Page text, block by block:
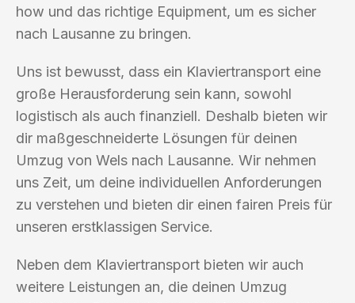
how und das richtige Equipment, um es sicher
nach Lausanne zu bringen.
Uns ist bewusst, dass ein Klaviertransport eine
große Herausforderung sein kann, sowohl
logistisch als auch finanziell. Deshalb bieten wir
dir maßgeschneiderte Lösungen für deinen
Umzug von Wels nach Lausanne. Wir nehmen
uns Zeit, um deine individuellen Anforderungen
zu verstehen und bieten dir einen fairen Preis für
unseren erstklassigen Service.
Neben dem Klaviertransport bieten wir auch
weitere Leistungen an, die deinen Umzug